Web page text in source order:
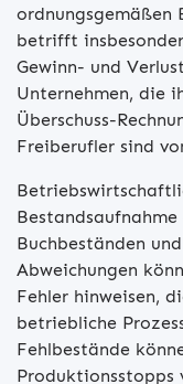
ordnungsgemäßen
betrifft
Gewinn- und
Unternehmen, die
Überschuss-
Freiberufler sind
Buchbeständen
Abweichungen
Fehler hinweisen,
betriebliche
Fehlbestände
Produktionsstopps